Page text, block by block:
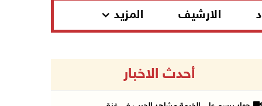
الارشيف المزيد
أحدث الاخبار